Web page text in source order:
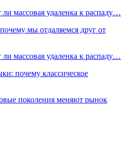
массовая удаленка к распаду…
мы отдаляемся друг от
массовая удаленка к распаду…
почему классическое
поколения меняют рынок